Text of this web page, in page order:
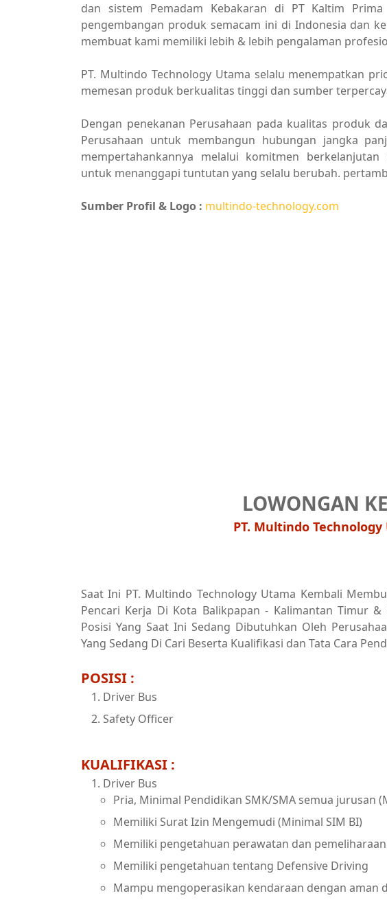
dan sistem Pemadam Kebakaran di PT Kaltim
pengembangan produk semacam ini di Indonesia dan
membuat kami memiliki lebih & lebih pengalaman
PT. Multindo Technology Utama selalu menempatkan
memesan produk berkualitas tinggi dan sumber
Dengan penekanan Perusahaan pada kualitas produk
Perusahaan untuk membangun hubungan jangka
mempertahankannya melalui komitmen
untuk menanggapi tuntutan yang selalu berubah.
Sumber Profil & Logo : multindo-technology.com
LOWONGAN
PT. Multindo
Saat Ini PT. Multindo Technology Utama Kembali
Pencari Kerja Di Kota Balikpapan - Kalimantan Timur
Posisi Yang Saat Ini Sedang Dibutuhkan Oleh
Yang Sedang Di Cari Beserta Kualifikasi dan Tata Cara
POSISI :
Driver Bus
Safety Officer
KUALIFIKASI :
Driver Bus
Pria, Minimal Pendidikan SMK/SMA semua jurusan
Memiliki Surat Izin Mengemudi (Minimal SIM BI)
Memiliki pengetahuan perawatan dan
Memiliki pengetahuan tentang Defensive Driving
Mampu mengoperasikan kendaraan dengan aman